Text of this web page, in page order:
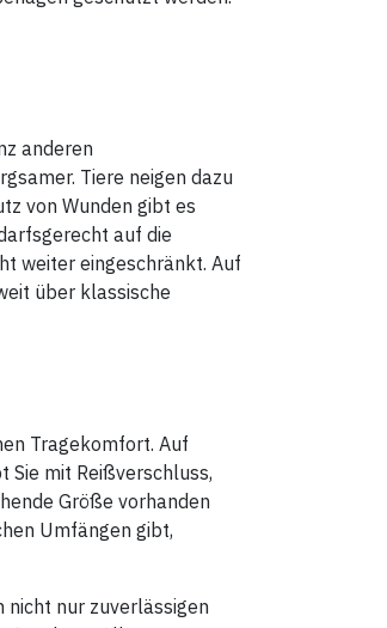
Bauchumfang wird an der
Stelle des Bauches
den Vorderbeinen
des
sollte deshalb
cm größer sein als der ihres
um ausreichend
Widerrist bis zum
gemessen.
Schwanzansatz bis zum
gemessen.
Länge in der
bezieht sich auf die
des Mantels.
anderen
Tiere neigen dazu
von Wunden gibt es
auf die
weiter eingeschränkt. Auf
über klassische
Tragekomfort. Auf
Sie mit Reißverschluss,
Größe vorhanden
Umfängen gibt,
nicht nur zuverlässigen